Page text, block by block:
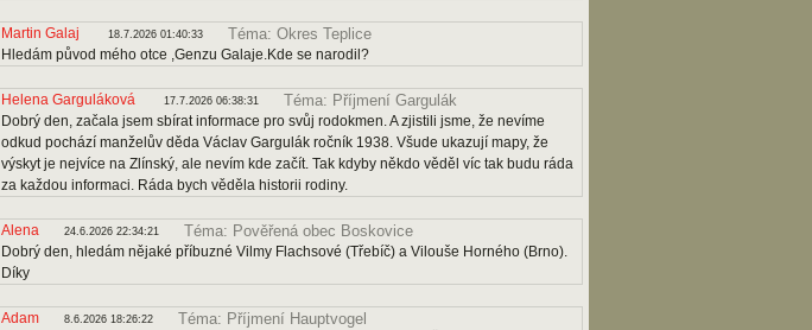
Martin Galaj 18.7.2026 01:40:33 Téma: Okres Teplice
Hledám původ mého otce ,Genzu Galaje.Kde se narodil?
Helena Garguláková 17.7.2026 06:38:31 Téma: Příjmení Gargulák
Dobrý den, začala jsem sbírat informace pro svůj rodokmen. A zjistili jsme, že nevíme
odkud pochází manželův děda Václav Gargulák ročník 1938. Všude ukazují mapy, že
výskyt je nejvíce na Zlínský, ale nevím kde začít. Tak kdyby někdo věděl víc tak budu ráda
za každou informaci. Ráda bych věděla historii rodiny.
Alena 24.6.2026 22:34:21 Téma: Pověřená obec Boskovice
Dobrý den, hledám nějaké příbuzné Vilmy Flachsové (Třebíč) a Vilouše Horného (Brno).
Díky
Adam 8.6.2026 18:26:22 Téma: Příjmení Hauptvogel